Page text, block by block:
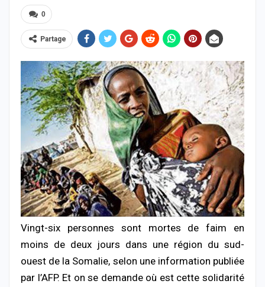
0
Partage
Vingt-six personnes sont mortes de faim en
moins de deux jours dans une région du sud-
ouest de la Somalie, selon une information publiée
par l’AFP. Et on se demande où est cette solidarité